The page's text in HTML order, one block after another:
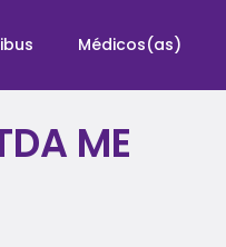
Médicos(as)
ME